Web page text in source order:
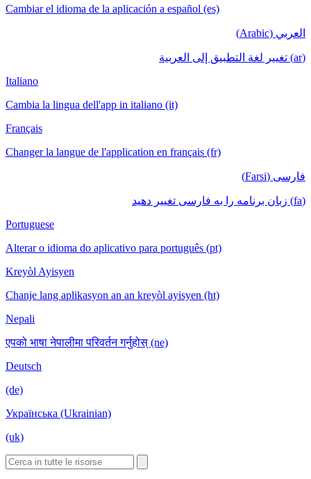
Cambiar el idioma de la aplicación a español (es)
العربي (Arabic)
(ar) تغيير لغة التطبيق إلى العربية
Italiano
Cambia la lingua dell'app in italiano (it)
Français
Changer la langue de l'application en français (fr)
فارسی (Farsi)
(fa) زبان برنامه را به فارسی تغییر دهید
Portuguese
Alterar o idioma do aplicativo para português (pt)
Kreyòl Ayisyen
Chanje lang aplikasyon an an kreyòl ayisyen (ht)
Nepali
एपको भाषा नेपालीमा परिवर्तन गर्नुहोस् (ne)
Deutsch
(de)
Українська (Ukrainian)
(uk)